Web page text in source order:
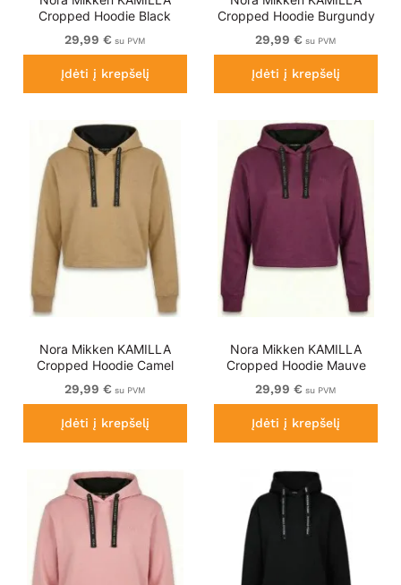
Cropped Hoodie Black
29,99 € su PVM
Įdėti į krepšelį
Cropped Hoodie Burgundy
29,99 € su PVM
Įdėti į krepšelį
Nora Mikken KAMILLA
Cropped Hoodie Camel
29,99 € su PVM
Įdėti į krepšelį
Nora Mikken KAMILLA
Cropped Hoodie Mauve
Wine
29,99 € su PVM
Įdėti į krepšelį